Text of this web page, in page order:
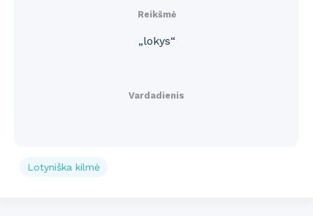
Reikšmė
„lokys“
Vardadienis
Lotyniška kilmė